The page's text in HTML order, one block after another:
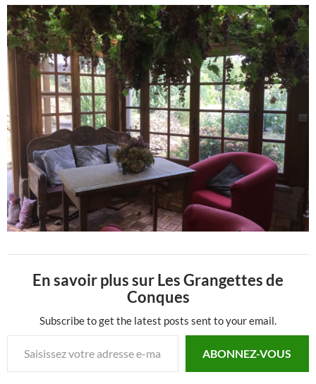
En savoir plus sur Les Grangettes de
Conques
Subscribe to get the latest posts sent to your email.
Saisissez votre adresse e-mail…
ABONNEZ-VOUS